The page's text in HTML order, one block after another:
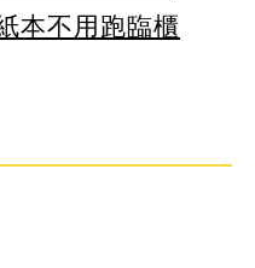
本不用跑臨櫃